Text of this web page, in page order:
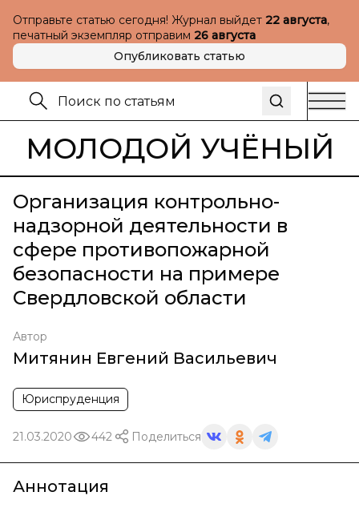
Отправьте статью сегодня! Журнал выйдет 22 августа,
печатный экземпляр отправим 26 августа
Опубликовать статью
МОЛОДОЙ УЧЁНЫЙ
Организация контрольно-
надзорной деятельности в
сфере противопожарной
безопасности на примере
Свердловской области
Автор
Митянин Евгений Васильевич
Юриспруденция
21.03.2020 442 Поделиться
Аннотация